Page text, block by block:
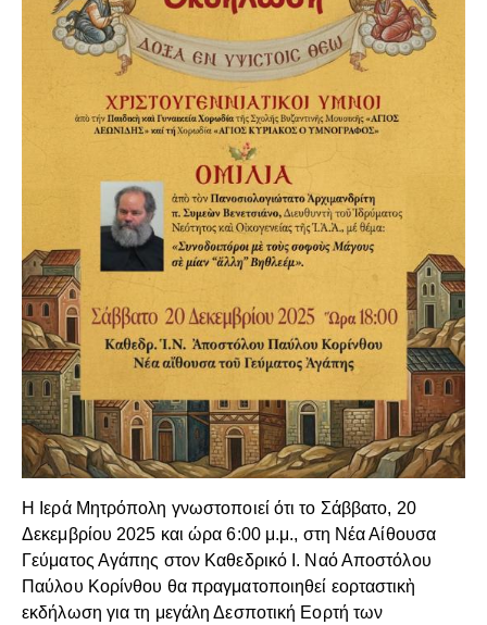
Η Ιερά Μητρόπολη γνωστοποιεί ότι το Σάββατο, 20
Δεκεμβρίου 2025 και ώρα 6:00 μ.μ., στη Νέα Αίθουσα
Γεύματος Αγάπης στον Καθεδρικό Ι. Ναό Αποστόλου
Παύλου Κορίνθου θα πραγματοποιηθεί εορταστικὴ
εκδήλωση για τη μεγάλη Δεσποτική Εορτή των